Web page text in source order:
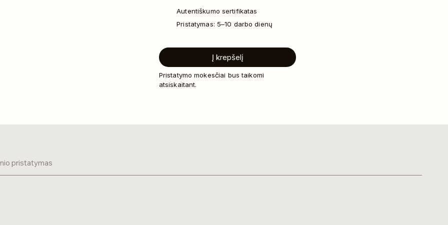
Autentiškumo sertifikatas
Pristatymas: 5–10 darbo dienų
Į krepšelį
Pristatymo mokesčiai bus taikomi
atsiskaitant.
pristatymas